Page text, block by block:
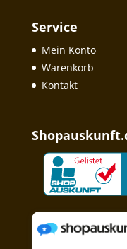
Service
Mein Konto
Warenkorb
Kontakt